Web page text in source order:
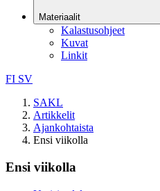
Materiaalit
Kalastusohjeet
Kuvat
Linkit
FI SV
SAKL
Artikkelit
Ajankohtaista
Ensi viikolla
Ensi viikolla